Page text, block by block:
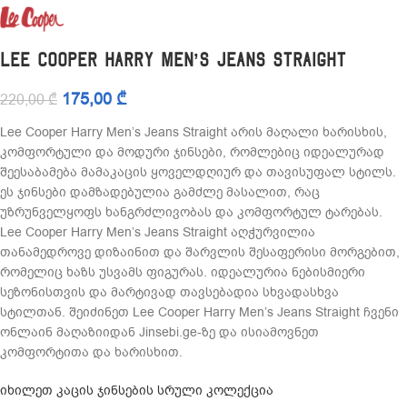
Lee Cooper Harry Men’s Jeans Straight
220,00₾ 175,00 ₾
Lee Cooper Harry Men’s Jeans Straight არის მაღალი ხარისხის,
კომფორტული და მოდური ჯინსები, რომლებიც იდეალურად
შეესაბამება მამაკაცის ყოველდღიურ და თავისუფალ სტილს.
ეს ჯინსები დამზადებულია გამძლე მასალით, რაც
უზრუნველყოფს ხანგრძლივობას და კომფორტულ ტარებას.
Lee Cooper Harry Men’s Jeans Straight აღჭურვილია
თანამედროვე დიზაინით და შარვლის შესაფერისი მორგებით,
რომელიც ხაზს უსვამს ფიგურას. იდეალურია ნებისმიერი
სეზონისთვის და მარტივად თავსებადია სხვადასხვა
სტილთან. შეიძინეთ Lee Cooper Harry Men’s Jeans Straight ჩვენი
ონლაინ მაღაზიიდან Jinsebi.ge-ზე და ისიამოვნეთ
კომფორტითა და ხარისხით.
იხილეთ კაცის ჯინსების სრული კოლექცია